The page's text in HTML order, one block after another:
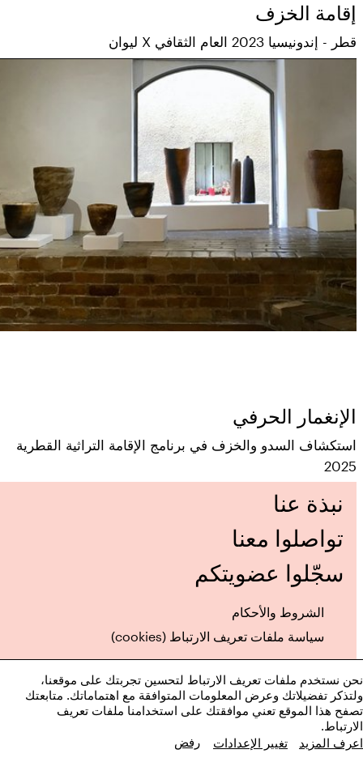
إقامة الخزف
قطر - إندونيسيا 2023 العام الثقافي X ليوان
الإنغمار الحرفي
استكشاف السدو والخزف في برنامج الإقامة التراثية القطرية
2025
نبذة عنا
تواصلوا معنا
سجّلوا عضويتكم
الشروط والأحكام
سياسة ملفات تعريف الارتباط (cookies)
إنستغرام
متاحف قطر على الخريطة
استكشف متاحفنا، ومعارضنا، ومساحاتنا الإبداعية، المنتشرة
في كافة أنحاء قطر، وتعرف على كل جديد. خطط لزيارتك
الآن أو ابحث عن أحد المرافق أو المواقع على الخريطة.
المتاحف وصالات العرض والمراكز الإبداعية
نحن نستخدم ملفات تعريف الارتباط لتحسين تجربتك على موقعنا،
ولتذكر تفضيلاتك وعرض المعلومات المتوافقة مع اهتماماتك. متابعتك
تصفح هذا الموقع تعني موافقتك على استخدامنا ملفات تعريف
الارتباط.
اعرف المزيد
تغيير الإعدادات رفض